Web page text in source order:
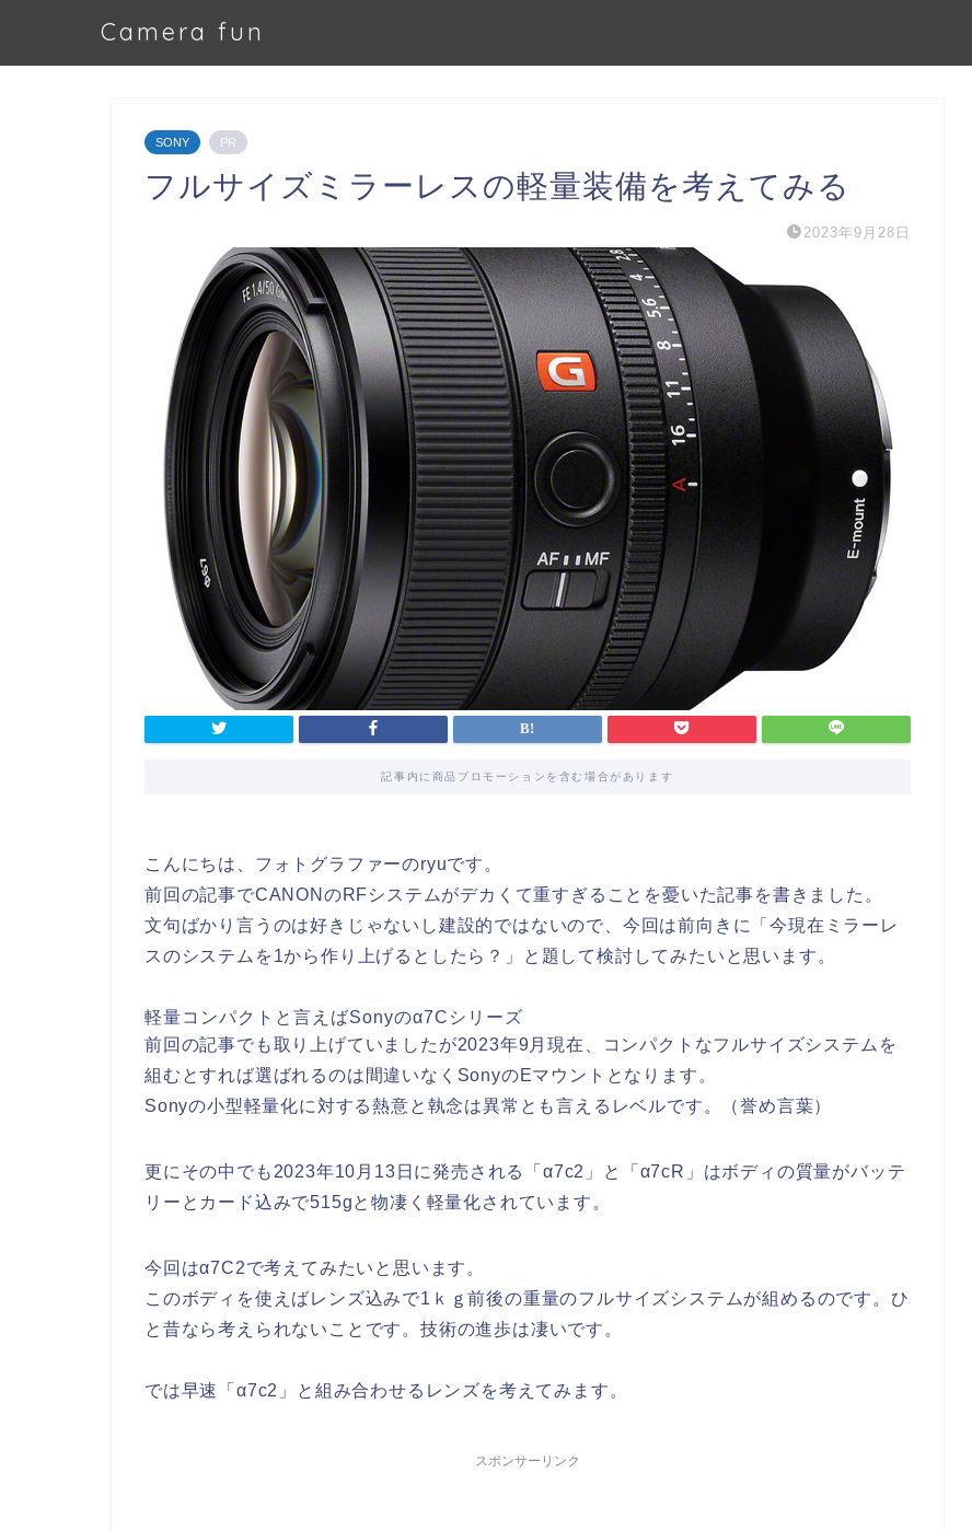
Camera fun
SONY PR
フルサイズミラーレスの軽量装備を考えてみる
2023年9月28日
記事内に商品プロモーションを含む場合があります
こんにちは、フォトグラファーのryuです。
前回の記事でCANONのRFシステムがデカくて重すぎることを憂いた記事を書きました。
文句ばかり言うのは好きじゃないし建設的ではないので、今回は前向きに「今現在ミラーレ
スのシステムを1から作り上げるとしたら？」と題して検討してみたいと思います。
軽量コンパクトと言えばSonyのα7Cシリーズ
前回の記事でも取り上げていましたが2023年9月現在、コンパクトなフルサイズシステムを
組むとすれば選ばれるのは間違いなくSonyのEマウントとなります。
Sonyの小型軽量化に対する熱意と執念は異常とも言えるレベルです。（誉め言葉）
更にその中でも2023年10月13日に発売される「α7c2」と「α7cR」はボディの質量がバッテ
リーとカード込みで515gと物凄く軽量化されています。
今回はα7C2で考えてみたいと思います。
このボディを使えばレンズ込みで1ｋｇ前後の重量のフルサイズシステムが組めるのです。ひ
と昔なら考えられないことです。技術の進歩は凄いです。
では早速「α7c2」と組み合わせるレンズを考えてみます。
スポンサーリンク